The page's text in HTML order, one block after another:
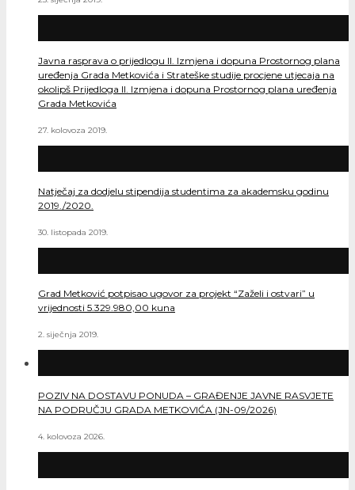
Javna rasprava o prijedlogu II. Izmjena i dopuna Prostornog plana
uređenja Grada Metkovića i Strateške studije procjene utjecaja na
okolipš Prijedloga II. Izmjena i dopuna Prostornog plana uređenja
Grada Metkovića
27. kolovoza 2019.
Natječaj za dodjelu stipendija studentima za akademsku godinu
2019./2020.
30. listopada 2019.
Grad Metković potpisao ugovor za projekt “Zaželi i ostvari” u
vrijednosti 5.329.980,00 kuna
2. siječnja 2019.
POZIV NA DOSTAVU PONUDA – GRAĐENJE JAVNE RASVJETE
NA PODRUČJU GRADA METKOVIĆA (JN-09/2026)
4. kolovoza 2026.